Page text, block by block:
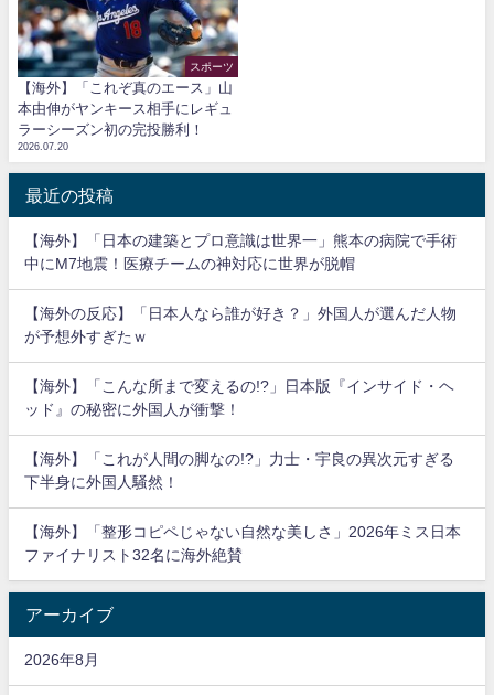
スポーツ
【海外】「これぞ真のエース」山
本由伸がヤンキース相手にレギュ
ラーシーズン初の完投勝利！
2026.07.20
最近の投稿
【海外】「日本の建築とプロ意識は世界一」熊本の病院で手術
中にM7地震！医療チームの神対応に世界が脱帽
【海外の反応】「日本人なら誰が好き？」外国人が選んだ人物
が予想外すぎたｗ
【海外】「こんな所まで変えるの!?」日本版『インサイド・ヘ
ッド』の秘密に外国人が衝撃！
【海外】「これが人間の脚なの!?」力士・宇良の異次元すぎる
下半身に外国人騒然！
【海外】「整形コピペじゃない自然な美しさ」2026年ミス日本
ファイナリスト32名に海外絶賛
アーカイブ
2026年8月